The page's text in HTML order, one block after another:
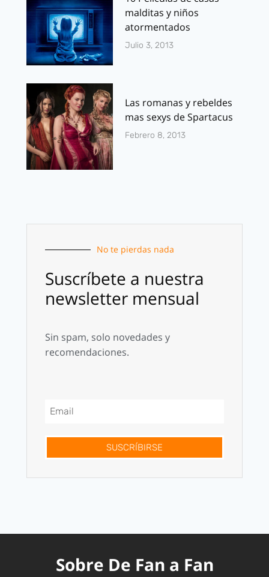
malditas y niños
atormentados
Julio 3, 2013
Las romanas y rebeldes
mas sexys de Spartacus
Febrero 8, 2013
No te pierdas nada
Suscríbete a nuestra
newsletter mensual
Sin spam, solo novedades y
recomendaciones.
SUSCRÍBIRSE
Sobre De Fan a Fan